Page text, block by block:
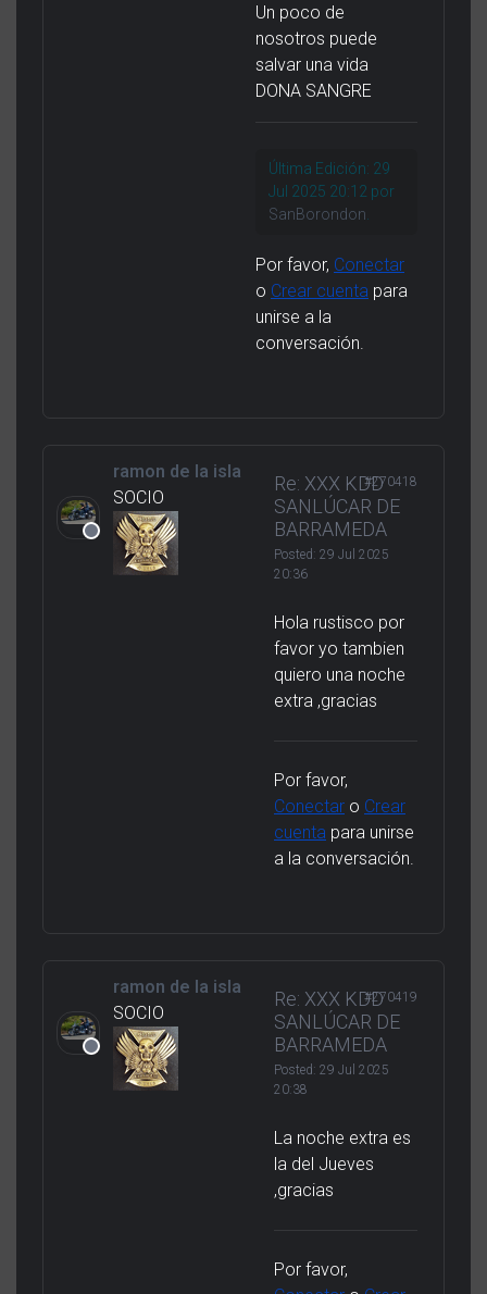
Un poco de
nosotros puede
salvar una vida
DONA SANGRE
Última Edición: 29
Jul 2025 20:12 por
SanBorondon
Por favor, Conectar
o Crear cuenta para
unirse a la
conversación.
ramon de la isla
SOCIO
Re: XXX KDD
SANLÚCAR DE
BARRAMEDA
Posted: 29 Jul 2025
20:36
#270418
Hola rustisco por
favor yo tambien
quiero una noche
extra ,gracias
Por favor,
Conectar o Crear
cuenta para unirse
a la conversación.
ramon de la isla
SOCIO
Re: XXX KDD
SANLÚCAR DE
BARRAMEDA
Posted: 29 Jul 2025
20:38
#270419
La noche extra es
la del Jueves
,gracias
Por favor,